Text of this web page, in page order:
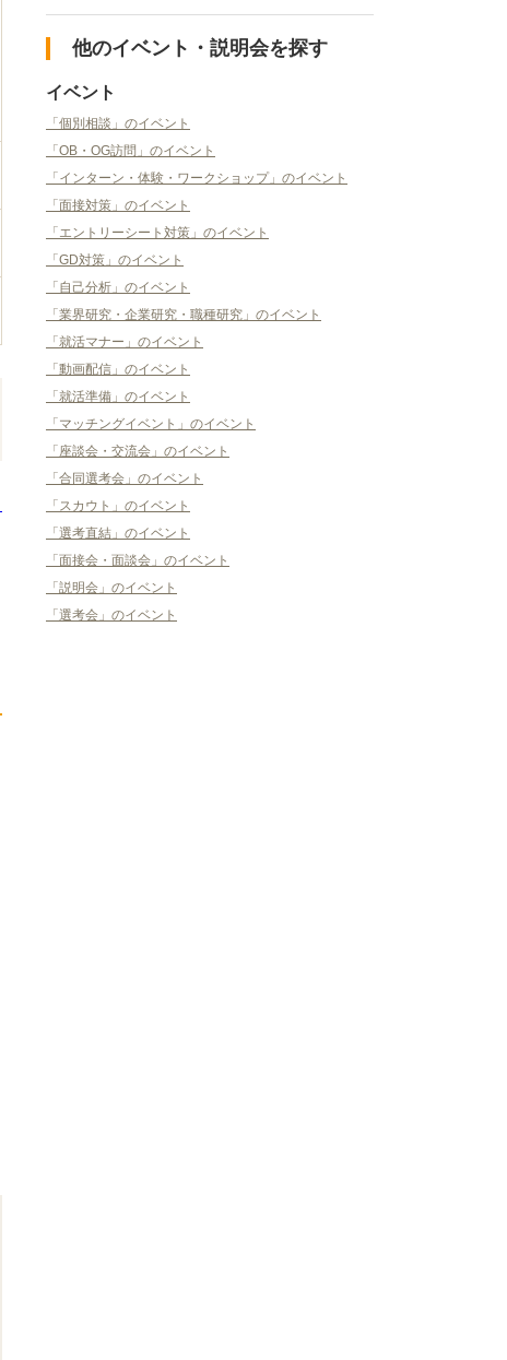
他のイベント・説明会を探す
イベント
「個別相談」のイベント
「OB・OG訪問」のイベント
「インターン・体験・ワークショップ」のイベント
「面接対策」のイベント
「エントリーシート対策」のイベント
「GD対策」のイベント
「自己分析」のイベント
「業界研究・企業研究・職種研究」のイベント
「就活マナー」のイベント
「動画配信」のイベント
「就活準備」のイベント
「マッチングイベント」のイベント
「座談会・交流会」のイベント
「合同選考会」のイベント
「スカウト」のイベント
「選考直結」のイベント
「面接会・面談会」のイベント
「説明会」のイベント
「選考会」のイベント